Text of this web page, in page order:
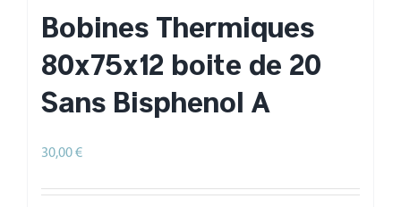
Bobines Thermiques
80x75x12 boite de 20
Sans Bisphenol A
30,00€